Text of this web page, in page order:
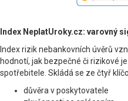
Index NeplatUroky.cz: varovný
Index rizik nebankovních úvěrů
hodnotí, jak bezpečné či rizikové
spotřebitele. Skládá se ze čtyř
důvěra v poskytovatele